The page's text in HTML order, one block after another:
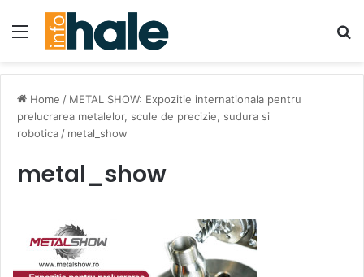
Menu
Home / METAL SHOW: Expozitie internationala pentru
prelucrarea metalelor, scule de precizie, sudura si
robotica / metal_show
metal_show